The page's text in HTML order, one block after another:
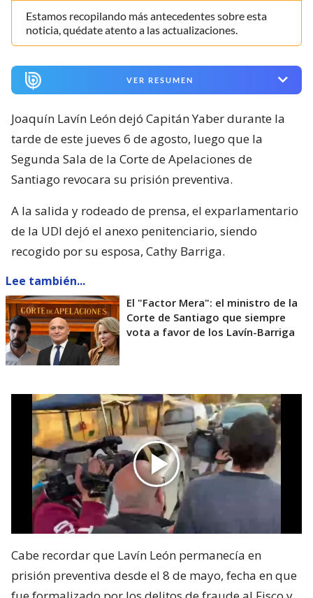
Estamos recopilando más antecedentes sobre esta
noticia, quédate atento a las actualizaciones.
VER RESUMEN
Joaquín Lavín León dejó Capitán Yaber durante la
tarde de este jueves 6 de agosto, luego que la
Segunda Sala de la Corte de Apelaciones de
Santiago revocara su prisión preventiva.
A la salida y rodeado de prensa, el exparlamentario
de la UDI dejó el anexo penitenciario, siendo
recogido por su esposa, Cathy Barriga.
Lee también...
El "Factor Mera": el ministro de la
Corte de Santiago que siempre
vota a favor de los Lavín-Barriga
Cabe recordar que Lavín León permanecía en
prisión preventiva desde el 8 de mayo, fecha en que